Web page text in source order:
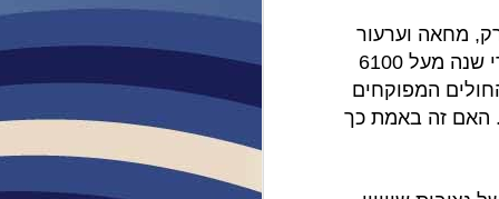
מחאה וערעור
על מוסכמות קיימות, חברתיות, דתיות, כלכליות. על פי דו"ח משרד הבריאות, יש מדי שנה מעל 6100
כאלו שממש ניסו והגיעו לחדר מיון בכל אחד מ 28 בתי החולים המפוקחים
האם זה באמת כך